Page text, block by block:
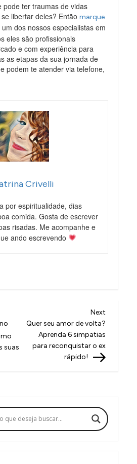
pode ter traumas de vidas
libertar deles? Entãomarque
dos nossos especialistas em
eles são profissionais
e com experiência para
as etapas da sua jornada de
podem te atender via telefone,
Crivelli
por espiritualidade, dias
comida. Gosta de escrever
risadas. Me acompanhe e
ando escrevendo
suas
Next
Post
Next
Quer seu amor de volta?
Aprenda 6 simpatias
para reconquistar o ex
rápido!